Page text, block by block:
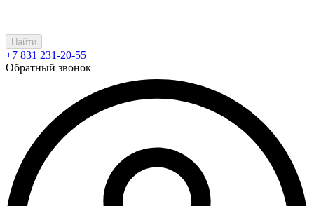
Найти
+7 831 231-20-55
Обратный звонок